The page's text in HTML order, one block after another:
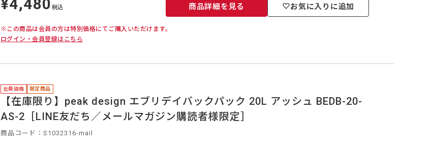
価
¥4,480 税込 商品詳細を見る お気に入りに追加
※この商品は会員の方は特別価格にてご購入いただけます。
ログイン・会員登録はこちら
会員価格 限定商品
【在庫限り】peak design エブリデイバックパック 20L アッシュ BEDB-20-
AS-2［LINE友だち／メールマガジン購読者様限定］
商品コード：S1032316-mail